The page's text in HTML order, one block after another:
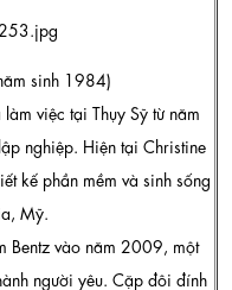
sinh 1984)
việc tại Thụy Sỹ từ năm
nghiệp. Hiện tại Christine
kế phần mềm và sinh sống
Mỹ.
Bentz vào năm 2009, một
người yêu. Cặp đôi đính